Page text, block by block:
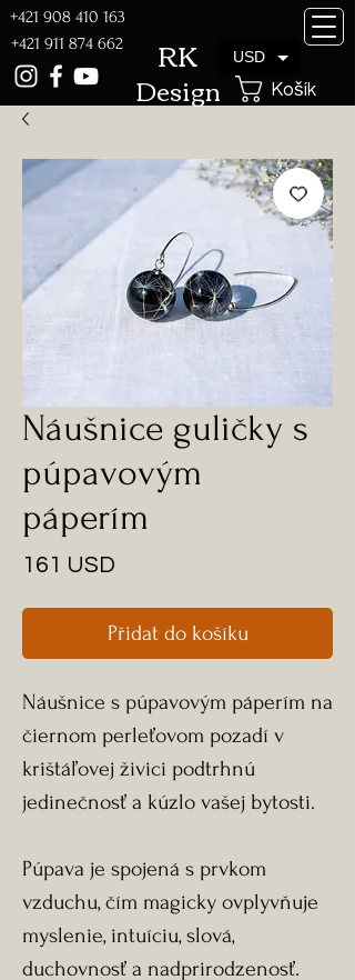
Design
RK
+421 908 410 163
Košík
+421 911 874 662
Náušnice guličky s
púpavovým
páperím
161 USD
Přidat do košíku
Náušnice s púpavovým páperím na
čiernom perleťovom pozadí v
krištáľovej živici podtrhnú
jedinečnosť a kúzlo vašej bytosti.
Púpava je spojená s prvkom
vzduchu, čím magicky ovplyvňuje
myslenie, intuíciu, slová,
duchovnosť a nadprirodzenosť.
USD